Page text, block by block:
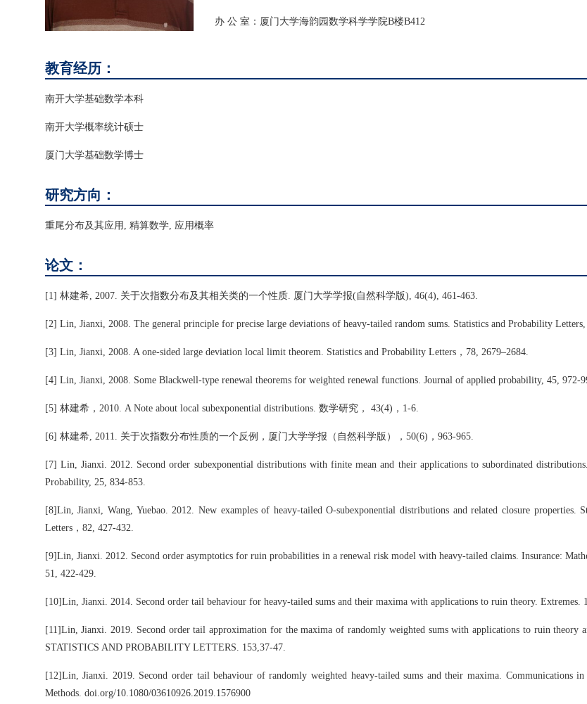
办 公 室：厦门大学海韵园数学科学学院B楼B412
教育经历：
南开大学基础数学本科
南开大学概率统计硕士
厦门大学基础数学博士
研究方向：
重尾分布及其应用, 精算数学, 应用概率
论文：
[1] 林建希, 2007. 关于次指数分布及其相关类的一个性质. 厦门大学学报(自然科学版), 46(4), 461-463.
[2] Lin, Jianxi, 2008. The general principle for precise large deviations of heavy-tailed random sums. Statistics and Probability Letters,
[3] Lin, Jianxi, 2008. A one-sided large deviation local limit theorem. Statistics and Probability Letters，78, 2679–2684.
[4] Lin, Jianxi, 2008. Some Blackwell-type renewal theorems for weighted renewal functions. Journal of applied probability, 45, 972-
[5] 林建希，2010. A Note about local subexponential distributions. 数学研究， 43(4)，1-6.
[6] 林建希, 2011. 关于次指数分布性质的一个反例，厦门大学学报（自然科学版），50(6)，963-965.
[7] Lin, Jianxi. 2012. Second order subexponential distributions with finite mean and their applications to subordinated
Probability, 25, 834-853.
[8]Lin, Jianxi, Wang, Yuebao. 2012. New examples of heavy-tailed O-subexponential distributions and related closure properties.
Letters，82, 427-432.
[9]Lin, Jianxi. 2012. Second order asymptotics for ruin probabilities in a renewal risk model with heavy-tailed claims. Insurance:
51, 422-429.
[10]Lin, Jianxi. 2014. Second order tail behaviour for heavy-tailed sums and their maxima with applications to ruin theory. Extremes.
[11]Lin, Jianxi. 2019. Second order tail approximation for the maxima of randomly weighted sums with applications to ruin theory
STATISTICS AND PROBABILITY LETTERS. 153,37-47.
[12]Lin, Jianxi. 2019. Second order tail behaviour of randomly weighted heavy-tailed sums and their maxima. Communications
Methods. doi.org/10.1080/03610926.2019.1576900